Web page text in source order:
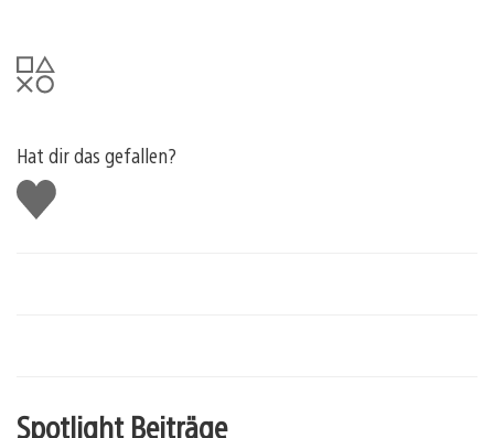
Hat dir das gefallen?
Gefällt
mir
Spotlight Beiträge